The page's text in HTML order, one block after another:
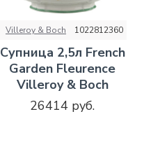
Villeroy & Boch 1022812360
Супница 2,5л French
Garden Fleurence
Villeroy & Boch
26414 руб.